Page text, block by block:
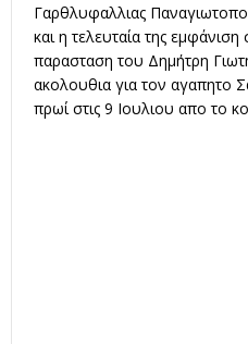
Γαρθλυφαλλιας
και η τελευταία της
παρασταση του Δημήτρη
ακολουθια για τον αγαπητο
πρωί στις 9 Ιουλιου απο το